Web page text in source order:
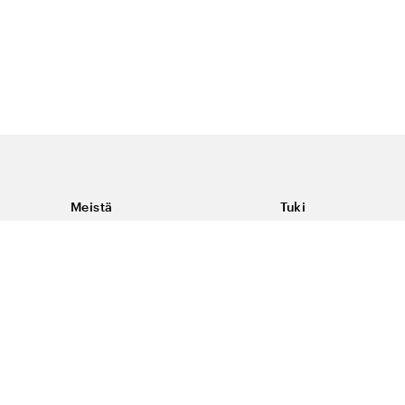
Meistä Tuki